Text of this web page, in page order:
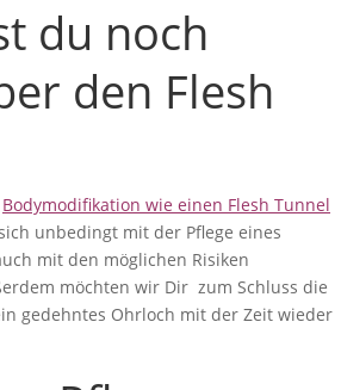
du noch
den Flesh
Bodymodifikation wie einen Flesh Tunnel
unbedingt mit der Pflege eines
mit den möglichen Risiken
möchten wir Dir zum Schluss die
gedehntes Ohrloch mit der Zeit wieder